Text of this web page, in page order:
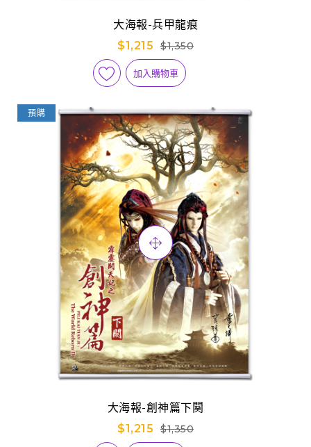
大海報-兵甲龍痕
$1,215
$1,350
加入購物車
預購
大海報-創神篇下闋
$1,215
$1,350